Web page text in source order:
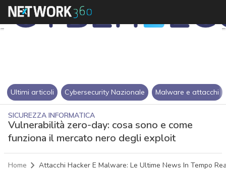
Ultimi articoli Cybersecurity Nazionale Malware e attacchi
SICUREZZA INFORMATICA
Vulnerabilità zero-day: cosa sono e come
funziona il mercato nero degli exploit
Home Attacchi Hacker E Malware: Le Ultime News In Tempo